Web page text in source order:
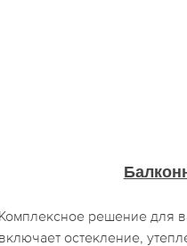
Комплексное решение для
включает остекление,